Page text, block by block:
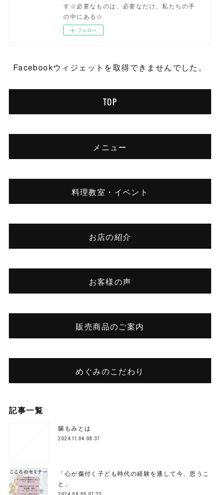
す☆必要なものは、必要なだけ、私たちの手
の中にある☆
フォロー
Facebookウィジェットを取得できませんでした。
TOP
メニュー
料理教室・イベント
お店の紹介
お客様の声
販売商品のご案内
めぐみのこだわり
記事一覧
腸もみとは
2024.11.04 08:37
「心が傷付く子ども時代の経験を通して今、思うこ
と」